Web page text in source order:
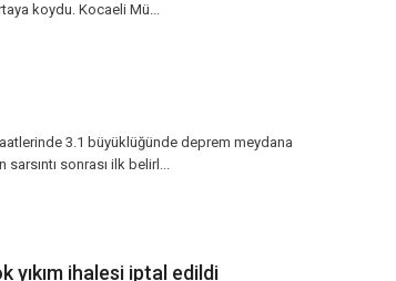
koydu. Kocaeli Mü...
3.1 büyüklüğünde deprem meydana
sonrası ilk belirl...
yıkım ihalesi iptal edildi